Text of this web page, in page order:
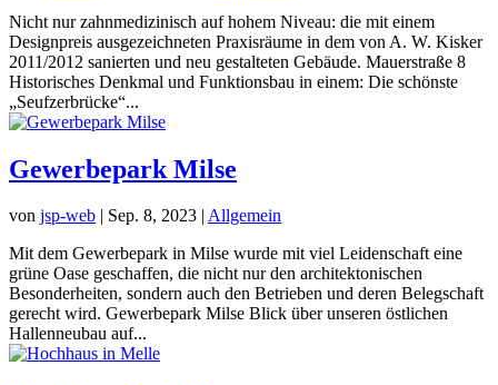
Nicht nur zahnmedizinisch auf hohem Niveau: die mit einem
Designpreis ausgezeichneten Praxisräume in dem von A. W. Kisker
2011/2012 sanierten und neu gestalteten Gebäude. Mauerstraße 8
Historisches Denkmal und Funktionsbau in einem: Die schönste
„Seufzerbrücke“...
Gewerbepark Milse
von jsp-web | Sep. 8, 2023 | Allgemein
Mit dem Gewerbepark in Milse wurde mit viel Leidenschaft eine
grüne Oase geschaffen, die nicht nur den architektonischen
Besonderheiten, sondern auch den Betrieben und deren Belegschaft
gerecht wird. Gewerbepark Milse Blick über unseren östlichen
Hallenneubau auf...